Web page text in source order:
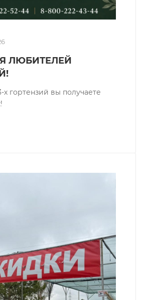
ЛЮБИТЕЛЕЙ
гортензий вы получаете